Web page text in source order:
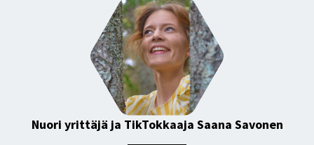
Nuori yrittäjä ja TikTokkaaja Saana Savonen